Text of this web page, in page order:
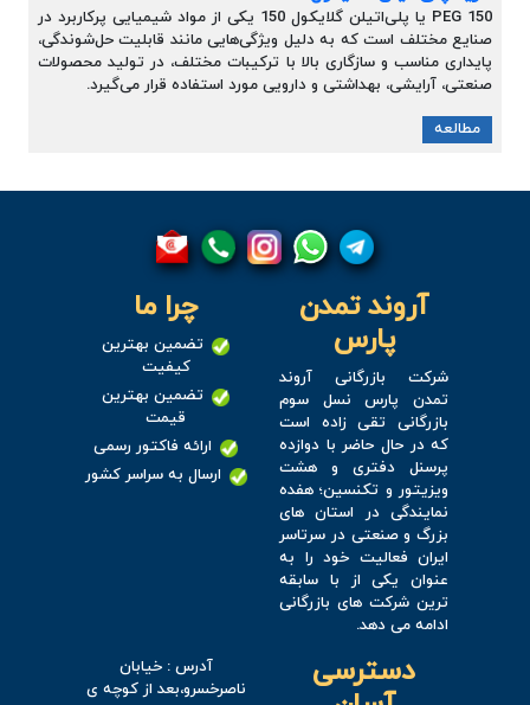
PEG 150 یا پلی‌اتیلن گلایکول 150 یکی از مواد شیمیایی پرکاربرد در
صنایع مختلف است که به دلیل ویژگی‌هایی مانند قابلیت حل‌شوندگی،
پایداری مناسب و سازگاری بالا با ترکیبات مختلف، در تولید محصولات
صنعتی، آرایشی، بهداشتی و دارویی مورد استفاده قرار می‌گیرد.
مطالعه
آروند تمدن
پارس
شرکت بازرگانی آروند
تمدن پارس نسل سوم
بازرگانی تقی زاده است
که در حال حاضر با دوازده
پرسنل دفتری و هشت
ویزیتور و تکنسین؛ هفده
نمایندگی در استان های
بزرگ و صنعتی در سرتاسر
ایران فعالیت خود را به
عنوان یکی از با سابقه
ترین شرکت های بازرگانی
ادامه می دهد.
چرا ما
تضمین بهترین
کیفیت
تضمین بهترین
قیمت
ارائه فاکتور رسمی
ارسال به سراسر کشور
دسترسی
آدرس : خیابان
ناصرخسرو،بعد از کوچه ی